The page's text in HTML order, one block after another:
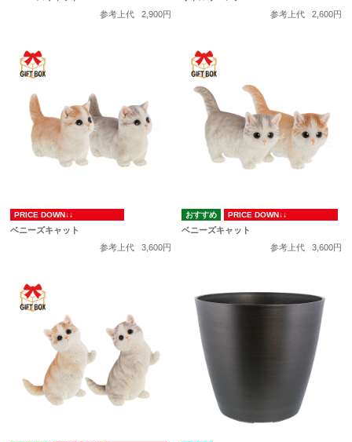
参考上代
2,900円
参考上代
2,600円
PRICE DOWN↓↓
ベニーズキャット
参考上代
3,600円
PRICE DOWN↓↓
ベニーズキャット
参考上代
3,600円